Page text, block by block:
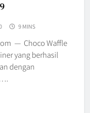
9 MINS
— Choco Waffle
yang berhasil
dengan